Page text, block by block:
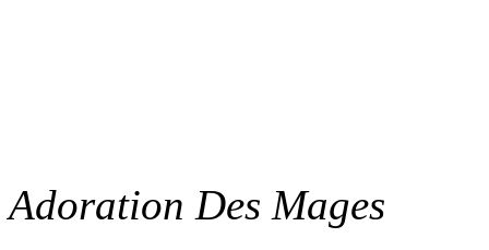
Adoration Des Mages